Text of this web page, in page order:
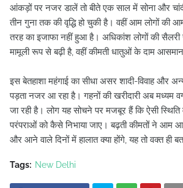
आंकड़ों पर नजर डालें तो बीते एक साल में सोना और
तीन गुना तक की वृद्धि हो चुकी है। वहीं आम लोगों की
तरह का इजाफा नहीं हुआ है। अधिकांश लोगों की सैलरी
मामूली रूप से बढ़ी है, वहीं कीमती धातुओं के दाम
इस बेतहाशा महंगाई का सीधा असर शादी-विवाह और
पड़ता नजर आ रहा है। गहनों की खरीदारी अब मध्यम
जा रही है। लोग यह सोचने पर मजबूर हैं कि ऐसी
परंपराओं को कैसे निभाया जाए। बढ़ती कीमतों ने आम
और आने वाले दिनों में हालात क्या होंगे, यह तो वक्त ही
Tags: New Delhi